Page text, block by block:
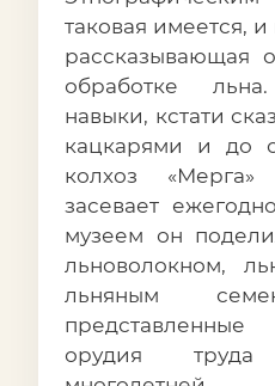
таковая имеется,
рассказывающая
обработке
навыки, кстати
кацкарями и до
колхоз «Мерга»
засевает
музеем он
льноволокном,
льняным
орудия